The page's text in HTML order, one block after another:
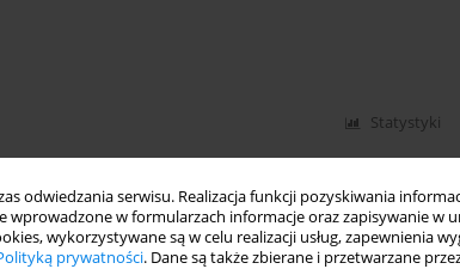
odwiedzania serwisu. Realizacja funkcji pozyskiwania
w formularzach informacje oraz zapisywanie w
wykorzystywane są w celu realizacji usług, zapewnienia
prywatności. Dane są także zbierane i przetwarzane
Statystyki